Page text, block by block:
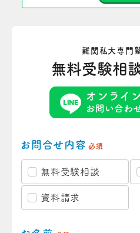
難関私大専門
無料受験相
お問合せ内容 必須
無料受験相談
資料請求